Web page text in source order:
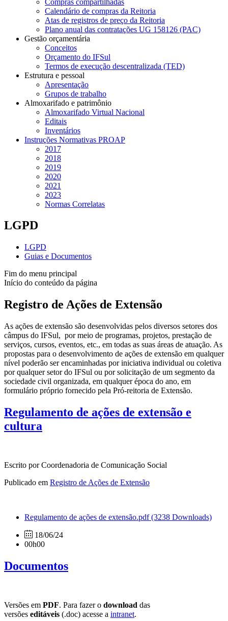
Calendário de compras da Reitoria
Atas de registros de preço da Reitoria
Plano anual das contratações UG 158126 (PAC)
Gestão orçamentária
Conceitos
Orçamento do IFSul
Termos de execução descentralizada (TED)
Estrutura e pessoal
Apresentação
Grupos de trabalho
Almoxarifado e patrimônio
Almoxarifado Virtual Nacional
Editais
Inventários
Instruções Normativas PROAP
2017
2018
2019
2020
2021
2023
Normas Correlatas
LGPD
LGPD
Guias e Documentos
Fim do menu principal
Início do conteúdo da página
Registro de Ações de Extensão
As ações de extensão são desenvolvidas pelos diversos setores dos
câmpus do IFSul, por meio de programas, projetos, prestação de
serviços, cursos, eventos, etc., em todas as suas áreas de atuação. As
propostas para o desenvolvimento de ações de extensão em qualquer
nível poderão ser encaminhadas por iniciativa individual ou coletiva
por qualquer setor do IFSul ou por solicitação de um segmento da
sociedade civil organizada, em qualquer época do ano, em
formulário próprio fornecido pela Pró-reitoria de Extensão.
Regulamento de ações de extensão e
cultura
Escrito por Coordenadoria de Comunicação Social
Publicado em Registro de Ações de Extensão
Regulamento de ações de extensão.pdf(3238 Downloads)
18/06/24
00h00
Documentos
Versões em PDF. Para fazer o download das
versões editáveis (.doc) acesse a intranet.